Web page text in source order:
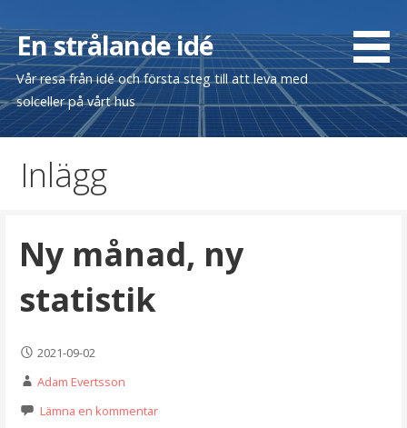
till
innehåll
En strålande idé
Vår resa från idé och första steg till att leva med
solceller på vårt hus
Inlägg
Ny månad, ny
statistik
2021-09-02
Adam Evertsson
Lämna en kommentar